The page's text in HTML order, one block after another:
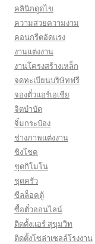
คลินิกดูดไข
ความสวยความงาม
คอนกรีตอัดแรง
งานแต่งงาน
งานโครงสร้างเหล็ก
จดทะเบียนบริษัทฟรี
จองตั๋วแอร์เอเชีย
จิตบำบัด
จิ๋มกระป๋อง
ช่างภาพแต่งงาน
ชิงโชค
ชุดกิโมโน
ชุดครัว
ซีลล็อคตู้
ซื้อตั๋วออนไลน์
ติดตั้งเเอร์ สุขุมวิท
ติดตั้งโซล่าเซลล์โรงงาน